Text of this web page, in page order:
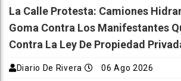
La Calle Protesta: Camiones
Goma Contra Los Manifestantes
Contra La Ley De Propiedad
Diario De Rivera 06 Ago 2026